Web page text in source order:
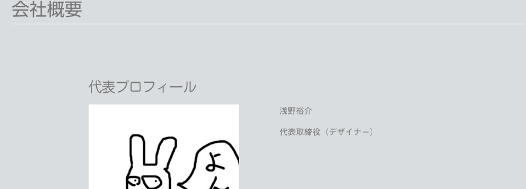
会社概要
代表プロフィール
浅野裕介
代表取締役（デザイナー）